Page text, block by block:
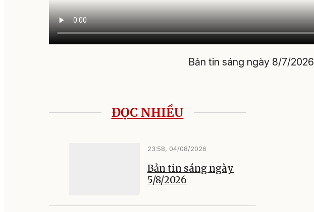
Bản tin sáng ngày 8/7/2026
ĐỌC NHIỀU
23:58, 04/08/2026
Bản tin sáng ngày
5/8/2026